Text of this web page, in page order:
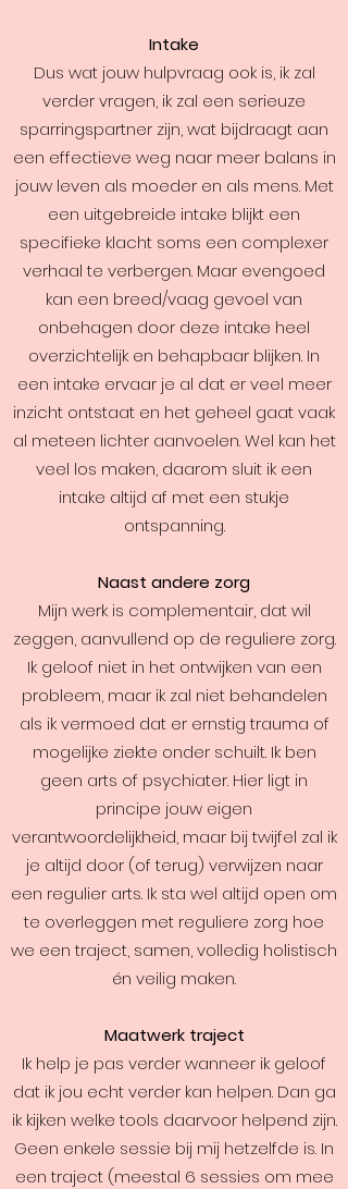
Intake
Dus wat jouw hulpvraag ook is, ik zal
verder vragen, ik zal een serieuze
sparringspartner zijn, wat bijdraagt aan
een effectieve weg naar meer balans in
jouw leven als moeder en als mens. Met
een uitgebreide intake blijkt een
specifieke klacht soms een complexer
verhaal te verbergen. Maar evengoed
kan een breed/vaag gevoel van
onbehagen door deze intake heel
overzichtelijk en behapbaar blijken. In
een intake ervaar je al dat er veel meer
inzicht ontstaat en het geheel gaat vaak
al meteen lichter aanvoelen. Wel kan het
veel los maken, daarom sluit ik een
intake altijd af met een stukje
ontspanning.
Naast andere zorg
Mijn werk is complementair, dat wil
zeggen, aanvullend op de reguliere zorg.
Ik geloof niet in het ontwijken van een
probleem, maar ik zal niet behandelen
als ik vermoed dat er ernstig trauma of
mogelijke ziekte onder schuilt. Ik ben
geen arts of psychiater. Hier ligt in
principe jouw eigen
verantwoordelijkheid, maar bij twijfel zal ik
je altijd door (of terug) verwijzen naar
een regulier arts. Ik sta wel altijd open om
te overleggen met reguliere zorg hoe
we een traject, samen, volledig holistisch
én veilig maken.
Maatwerk traject
Ik help je pas verder wanneer ik geloof
dat ik jou echt verder kan helpen. Dan ga
ik kijken welke tools daarvoor helpend zijn.
Geen enkele sessie bij mij hetzelfde is. In
een traject (meestal 6 sessies om mee